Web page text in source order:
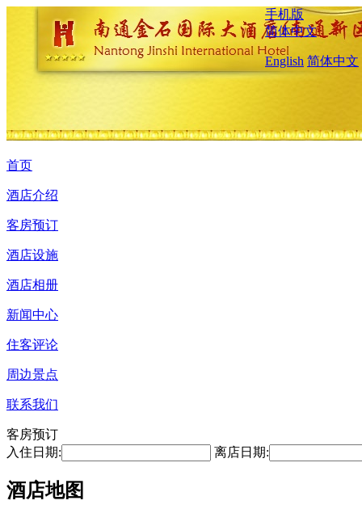
手机版
简体中文
English 简体中文
首页
酒店介绍
客房预订
酒店设施
酒店相册
新闻中心
住客评论
周边景点
联系我们
客房预订
入住日期:
离店日期:
酒店地图